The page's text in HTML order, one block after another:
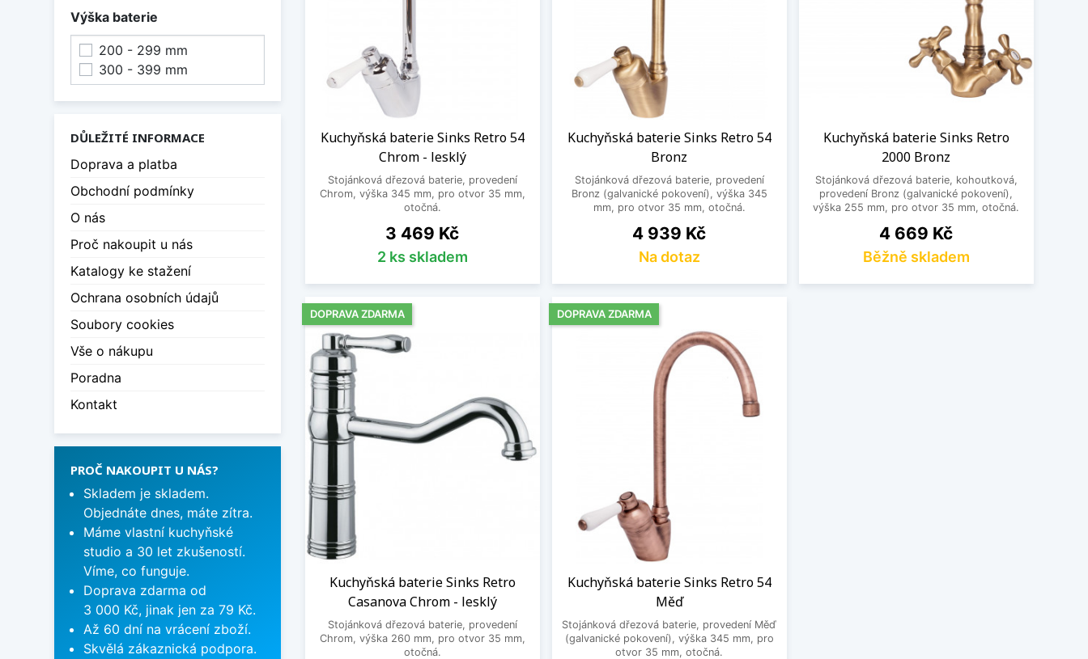
Výška baterie
200 - 299 mm
300 - 399 mm
DŮLEŽITÉ INFORMACE
Doprava a platba
Obchodní podmínky
O nás
Proč nakoupit u nás
Katalogy ke stažení
Ochrana osobních údajů
Soubory cookies
Vše o nákupu
Poradna
Kontakt
PROČ NAKOUPIT U NÁS?
Skladem je skladem.
Objednáte dnes, máte zítra.
Máme vlastní kuchyňské
studio a 30 let zkušeností.
Víme, co funguje.
Doprava zdarma od
3 000 Kč, jinak jen za 79 Kč.
Až 60 dní na vrácení zboží.
Skvělá zákaznická podpora.
Kuchyňská baterie Sinks Retro 54
Chrom - lesklý
Stojánková dřezová baterie, provedení
Chrom, výška 345 mm, pro otvor 35 mm,
otočná.
Cena
3 469 Kč
2 ks skladem
Kuchyňská baterie Sinks Retro 54
Bronz
Stojánková dřezová baterie, provedení
Bronz (galvanické pokovení), výška 345
mm, pro otvor 35 mm, otočná.
Cena
4 939 Kč
Na dotaz
Kuchyňská baterie Sinks Retro
2000 Bronz
Stojánková dřezová baterie, kohoutková,
provedení Bronz (galvanické pokovení),
výška 255 mm, pro otvor 35 mm, otočná.
Cena
4 669 Kč
Běžně skladem
Kuchyňská baterie Sinks Retro
Casanova Chrom - lesklý
Stojánková dřezová baterie, provedení
Chrom, výška 260 mm, pro otvor 35 mm,
otočná.
DOPRAVA ZDARMA
Kuchyňská baterie Sinks Retro 54
Měď
Stojánková dřezová baterie, provedení Měď
(galvanické pokovení), výška 345 mm, pro
otvor 35 mm, otočná.
DOPRAVA ZDARMA